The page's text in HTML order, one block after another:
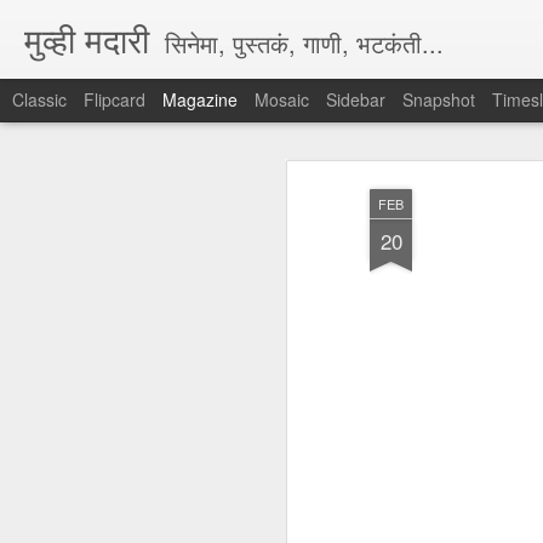
FEB
20
मुव्ही मदारी सिनेमा, पुस्तकं, गाणी, भटकंती...
Classic Flipcard Magazine Mosaic Sidebar Snapshot